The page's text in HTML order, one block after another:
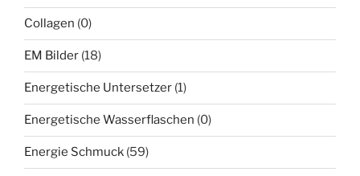
Collagen (0)
EM Bilder (18)
Energetische Untersetzer (1)
Energetische Wasserflaschen (0)
Energie Schmuck (59)